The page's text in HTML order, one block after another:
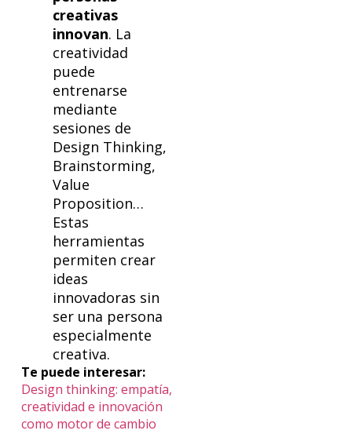
creativas
innovan. La
creatividad
puede
entrenarse
mediante
sesiones de
Design Thinking,
Brainstorming,
Value
Proposition…
Estas
herramientas
permiten crear
ideas
innovadoras sin
ser una persona
especialmente
creativa.
Te puede interesar:
Design thinking: empatía,
creatividad e innovación
como motor de cambio